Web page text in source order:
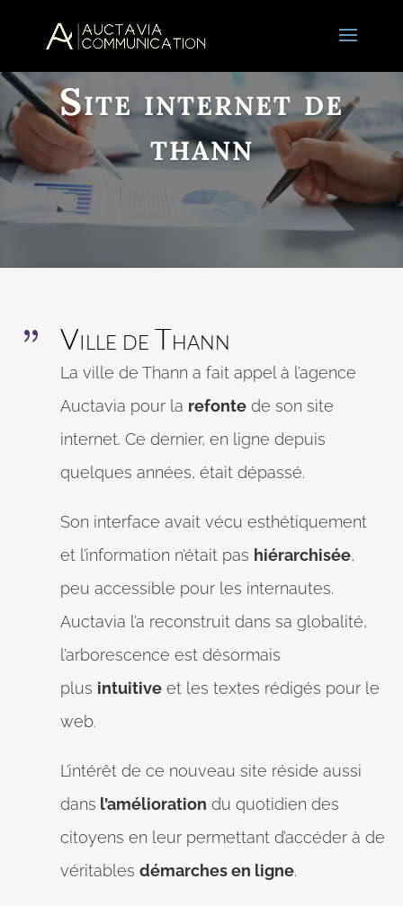
Site internet de
thann
{ Ville de Thann
La ville de Thann a fait appel à l’agence
Auctavia pour la refonte de son site
internet. Ce dernier, en ligne depuis
quelques années, était dépassé.
Son interface avait vécu esthétiquement
et l’information n’était pas hiérarchisée,
peu accessible pour les internautes.
Auctavia l’a reconstruit dans sa globalité,
l’arborescence est désormais
plus intuitive et les textes rédigés pour le
web.
L’intérêt de ce nouveau site réside aussi
dans l’amélioration du quotidien des
citoyens en leur permettant d’accéder à de
véritables démarches en ligne.